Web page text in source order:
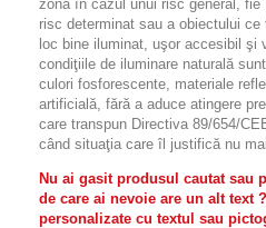
zonă în cazul unui risc general, fie
risc determinat sau a obiectului
loc bine iluminat, uşor accesibil şi
condiţiile de iluminare naturală
culori fosforescente, materiale
artificială, fără a aduce atingere
care transpun Directiva 89/654/
când situaţia care îl justifică nu
Nu ai gasit produsul cautat sau
de care ai nevoie are un alt text
personalizate cu textul sau